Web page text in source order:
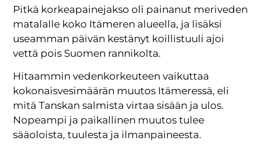
Pitkä korkeapainejakso oli painanut meriveden
matalalle koko Itämeren alueella, ja lisäksi
useamman päivän kestänyt koillistuuli ajoi
vettä pois Suomen rannikolta.
Hitaammin vedenkorkeuteen vaikuttaa
kokonaisvesimäärän muutos Itämeressä, eli
mitä Tanskan salmista virtaa sisään ja ulos.
Nopeampi ja paikallinen muutos tulee
sääoloista, tuulesta ja ilmanpaineesta.